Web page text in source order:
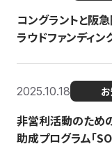
コングラントと阪
ラウドファンディン
2025.10.18
非営利活動のため
助成プログラム「